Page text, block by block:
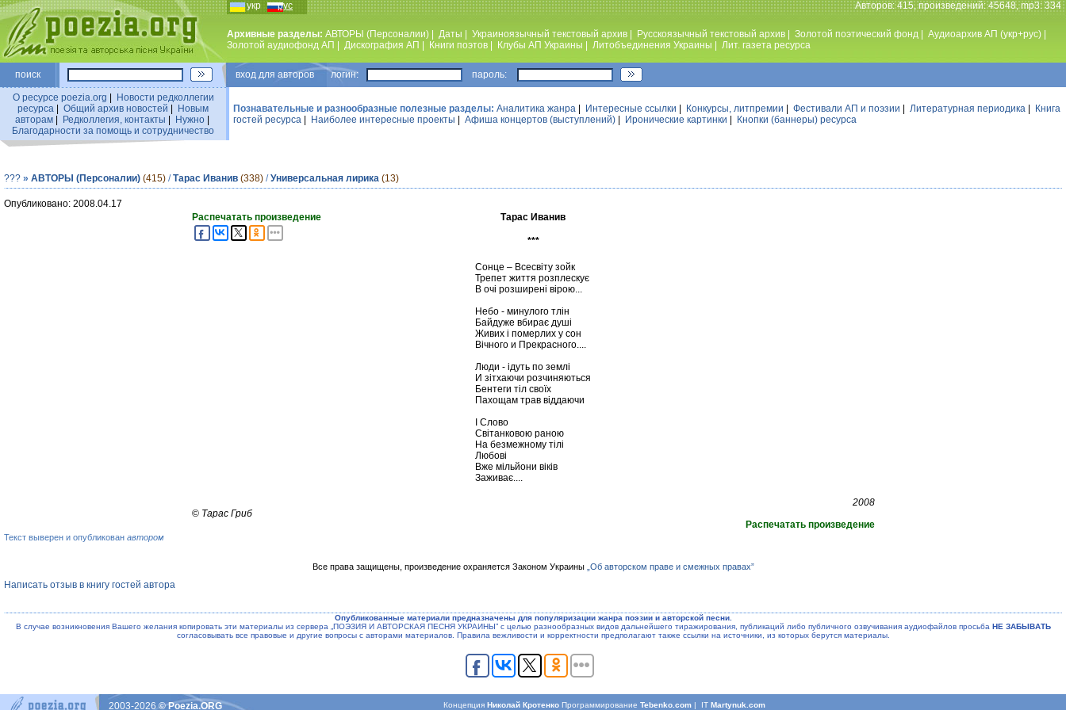
укр рус Авторов: 415, произведений: 45648, mp3: 334
Архивные разделы: АВТОРЫ (Персоналии) Даты Украиноязычный текстовый архив Русскоязычный текстовый архив Золотой поэтический фонд Аудиоархив АП (укр+рус)
Золотой аудиофонд АП
Дискография АП Книги поэтов Клубы АП Украины Литобъединения Украины Лит. газета ресурса
поиск вход для авторов логин: пароль:
О ресурсе poezia.org
Новости редколлегии
ресурса
Общий архив новостей
Новым
авторам| Редколлегия, контакты Нужно|
Благодарности за помощь и сотрудничество
Познавательные и разнообразные полезные разделы: Аналитика жанра Интересные ссылки Конкурсы, литпремии Фестивали АП и поэзии Литературная периодика
Книга
гостей ресурса
Наиболее интересные проекты Афиша концертов (выступлений) Иронические картинки Кнопки (баннеры) ресурса
??? » АВТОРЫ (Персоналии) (415) /Тарас Иванив (338) /Универсальная лирика (13)
Опубликовано: 2008.04.17
Распечатать произведение
Тарас Иванив
***
Сонце – Всесвіту зойк
Трепет життя розплескує
В очі розширені вірою...
Небо - минулого тлін
Байдуже вбирає душі
Живих і померлих у сон
Вічного и Прекрасного....
Люди - ідуть по землі
И зітхаючи розчиняються
Бентеги тіл своїх
Пахощам трав віддаючи
І Слово
Світанковою раною
На безмежному тілі
Любові
Вже мільйони віків
Заживає....
2008
© Тарас Гриб
Распечатать произведение
Текст выверен и опубликован автором
Все права защищены, произведение охраняется Законом Украины „Об авторском праве и смежных правах”
Написать отзыв в книгу гостей автора
Опубликованные материали предназначены для популяризации жанра поэзии и авторской песни.
В случае возникновения Вашего желания копировать эти материалы из сервера „ПОЭЗИЯ И АВТОРСКАЯ ПЕСНЯ УКРАИНЫ” с целью разнообразных видов дальнейшего тиражирования, публикаций либо публичного озвучивания аудиофайлов просьба НЕ ЗАБЫВАТЬ
согласовывать все правовые и другие вопросы с авторами материалов. Правила вежливости и корректности предполагают также ссылки на источники, из которых берутся материалы.
КонцепцияНиколай Кротенко ПрограммированиеTebenko.com | ITMartynuk.com
2003-2026© Poezia.ORG